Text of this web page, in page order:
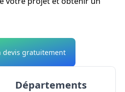
devis gratuitement
Départements